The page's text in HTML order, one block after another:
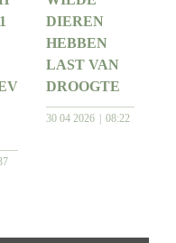
DIEREN
HEBBEN
LAST VAN
DROOGTE
30 04 2026 08:22